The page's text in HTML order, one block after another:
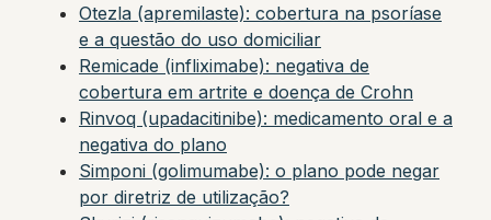
Otezla (apremilaste): cobertura na psoríase
e a questão do uso domiciliar
Remicade (infliximabe): negativa de
cobertura em artrite e doença de Crohn
Rinvoq (upadacitinibe): medicamento oral e a
negativa do plano
Simponi (golimumabe): o plano pode negar
por diretriz de utilização?